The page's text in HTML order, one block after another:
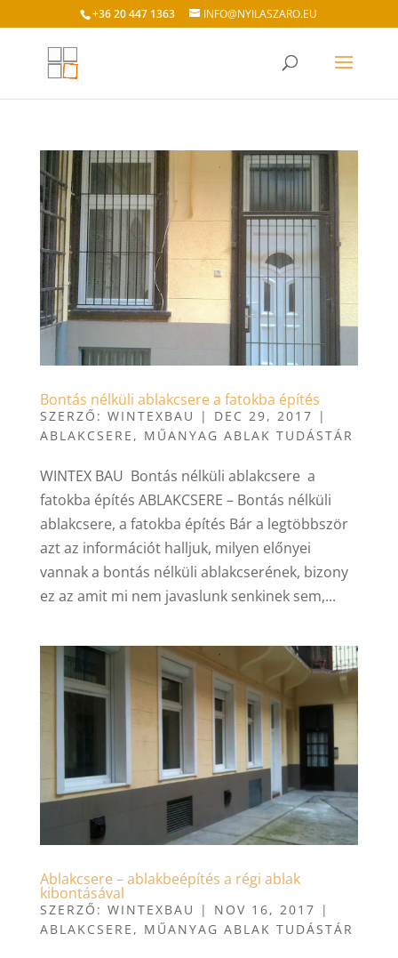
+36 20 447 1363 INFO@NYILASZARO.EU
Bontás nélküli ablakcsere a fatokba építés
SZERZŐ: WINTEXBAU | DEC 29, 2017 |
ABLAKCSERE , MŰANYAG ABLAK TUDÁSTÁR
WINTEX BAU Bontás nélküli ablakcsere a
fatokba építés ABLAKCSERE – Bontás nélküli
ablakcsere, a fatokba építés Bár a legtöbbször
azt az információt halljuk, milyen előnyei
vannak a bontás nélküli ablakcserének, bizony
ez az amit mi nem javaslunk senkinek sem,...
Ablakcsere – ablakbeépítés a régi ablak
kibontásával
SZERZŐ: WINTEXBAU | NOV 16, 2017 |
ABLAKCSERE , MŰANYAG ABLAK TUDÁSTÁR